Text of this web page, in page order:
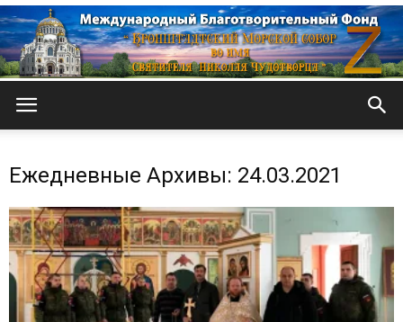
собор
Ежедневные Архивы: 24.03.2021